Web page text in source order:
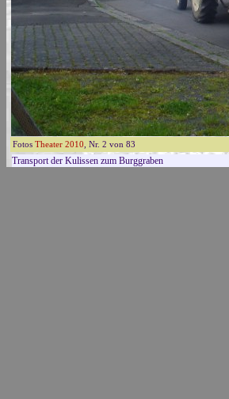
Fotos Theater 2010 , Nr. 2 von 83
Transport der Kulissen zum Burggraben